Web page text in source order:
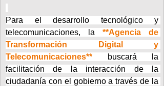
Para el desarrollo tecnológico y
telecomunicaciones, la **Agencia de
Transformación Digital y
Telecomunicaciones** buscará la
facilitación de la interacción de la
ciudadanía con el gobierno a través de la